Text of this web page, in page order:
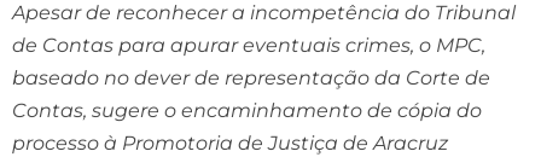
Apesar de reconhecer a incompetência do Tribunal
de Contas para apurar eventuais crimes, o MPC,
baseado no dever de representação da Corte de
Contas, sugere o encaminhamento de cópia do
processo à Promotoria de Justiça de Aracruz